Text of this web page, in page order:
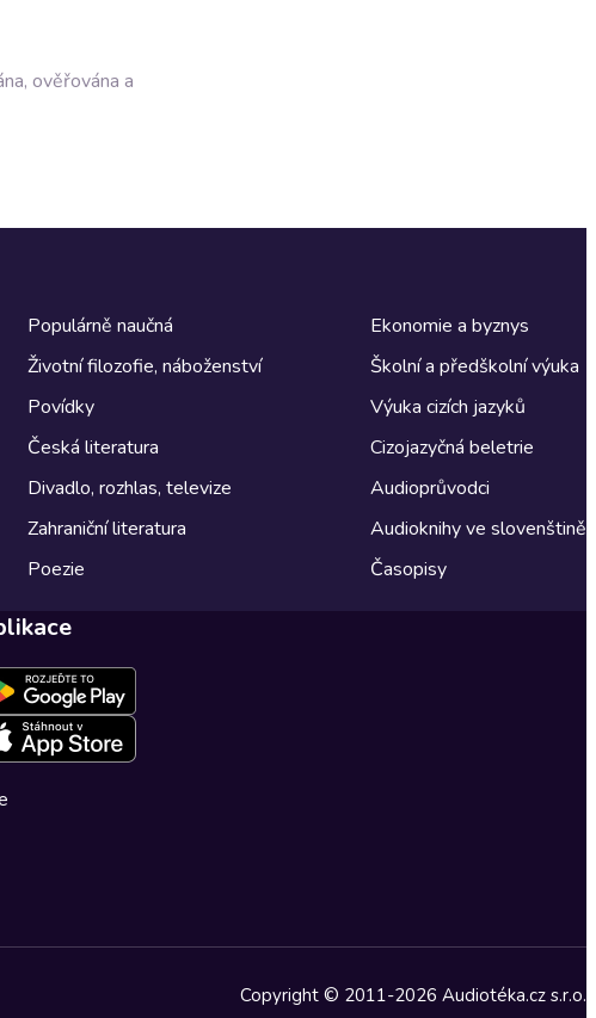
ověřována a
Populárně naučná
Životní filozofie, náboženství
Povídky
Česká literatura
Divadlo, rozhlas, televize
Zahraniční literatura
Poezie
Ekonomie a byznys
Školní a předškolní výuka
Výuka cizích jazyků
Cizojazyčná beletrie
Audioprůvodci
Audioknihy ve slovenštině
Časopisy
Copyright © 2011-2026 Audiotéka.cz s.r.o.